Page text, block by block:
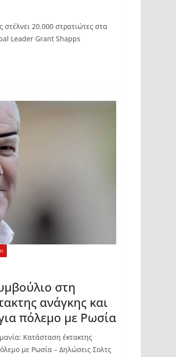
20.000 στρατιώτες στα
Leader Grant Shapps
στη
ανάγκης και
πόλεμο με Ρωσία
Κατάσταση έκτακτης
με Ρωσία – Δηλώσεις Σολτς